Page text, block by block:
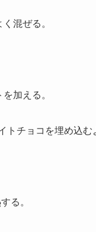
混ぜる。
加える。
チョコを埋め込む
る。